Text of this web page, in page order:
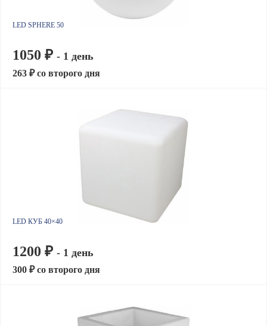
LED SPHERE 50
1050 ₽ - 1 день
263 ₽ со второго дня
LED КУБ 40×40
1200 ₽ - 1 день
300 ₽ со второго дня